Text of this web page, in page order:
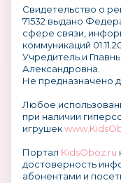
Свидетельство о
71532 выдано
сфере связи,
коммуникаций
Учредитель и
Александровна.
Не предназначено
Любое
при наличии
игрушек
Портал KidsOboz.ru
достоверность
абонентами и